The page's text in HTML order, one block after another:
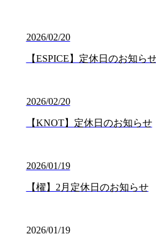
2026/02/20
【ESPICE】定休日のお知ら
2026/02/20
【KNOT】定休日のお知らせ
2026/01/19
【櫂】2月定休日のお知らせ
2026/01/19